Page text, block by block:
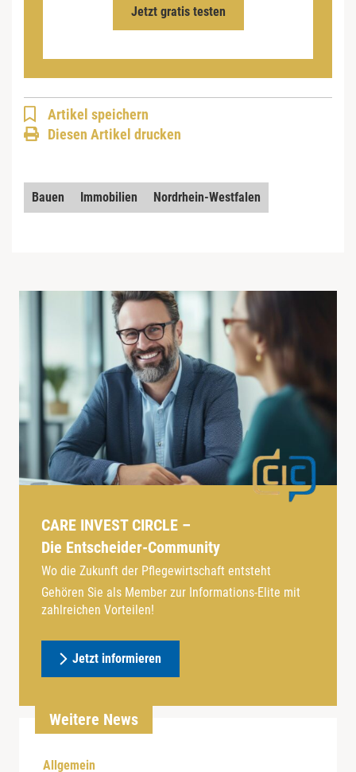
Jetzt gratis testen
Artikel speichern
Diesen Artikel drucken
Bauen Immobilien Nordrhein-Westfalen
CARE INVEST CIRCLE –
Die Entscheider-Community
Wo die Zukunft der Pflegewirtschaft entsteht
Gehören Sie als Member zur Informations-Elite mit
zahlreichen Vorteilen!
Jetzt informieren
Weitere News
Allgemein